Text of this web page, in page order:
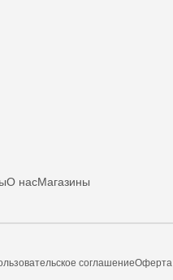
О насМагазины
соглашениеОферта